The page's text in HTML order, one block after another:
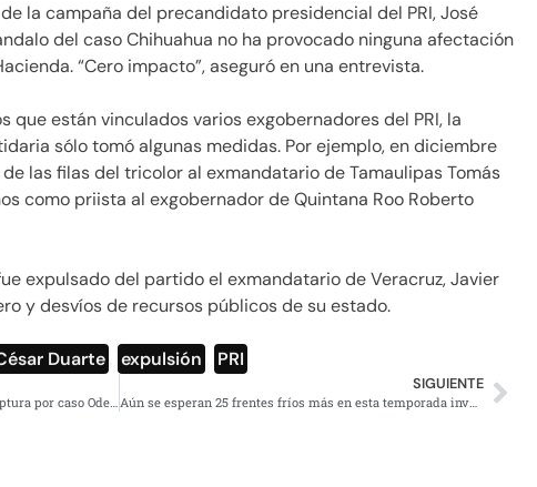
la campaña del precandidato presidencial del PRI, José
del caso Chihuahua no ha provocado ninguna afectación
“Cero impacto”, aseguró en una entrevista.
que están vinculados varios exgobernadores del PRI, la
sólo tomó algunas medidas. Por ejemplo, en diciembre
las filas del tricolor al exmandatario de Tamaulipas Tomás
como priista al exgobernador de Quintana Roo Roberto
expulsado del partido el exmandatario de Veracruz, Javier
y desvíos de recursos públicos de su estado.
Duarte expulsión PRI
Empresario mexicano recibe orden de captura por caso Odebrecht en Perú
SIGUIENTE
Aún se esperan 25 frentes fríos más en esta temporada invernal